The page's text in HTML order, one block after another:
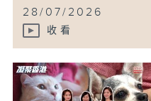
28/07/2026
收看